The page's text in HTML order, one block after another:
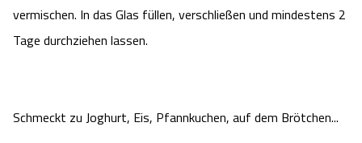
vermischen. In das Glas füllen, verschließen und mindestens 2
Tage durchziehen lassen.
Schmeckt zu Joghurt, Eis, Pfannkuchen, auf dem Brötchen...